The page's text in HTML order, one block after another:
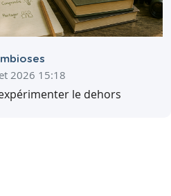
2026 15:18
le dehors